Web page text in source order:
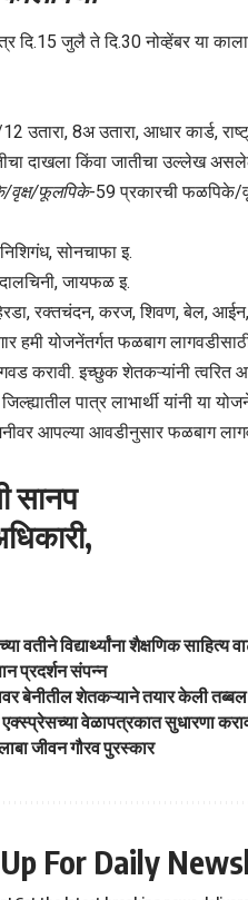
दि.15 जुलै ते दि.30 नोव्हेंबर या
उतारा, 8अ उतारा, आधार कार्ड,
दाखला किंवा जातीचा उल्लेख
वृक्ष/फूलपिके-59 प्रकारची फळपिके/
सोनचाफा इ.
जायफळ इ.
रक्तचंदन, करज, शिवण, बेल, आईन,
हमी योजनेंतर्गत फळबाग
करावी. इच्छुक शेतकऱ्यांनी त्वरित
पात्र लाभार्थी यांनी या
आपल्या आवडीनुसार फळबाग
सानप
वतीने विद्यार्थ्यांना शैक्षणिक साहित्य
प्रदर्शन संपन्न
बेनीतील शेतकऱ्याने तयार केली
वेळापत्रकात सुधारणा
जीवन गौरव पुरस्कार
For Daily